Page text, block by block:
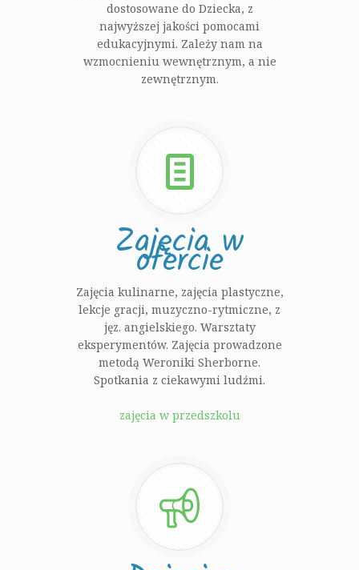
dostosowane do Dziecka, z
najwyższej jakości pomocami
edukacyjnymi. Zależy nam na
wzmocnieniu wewnętrznym, a nie
zewnętrznym.
Zajęcia w
ofercie
Zajęcia kulinarne, zajęcia plastyczne,
lekcje gracji, muzyczno-rytmiczne, z
jęz. angielskiego. Warsztaty
eksperymentów. Zajęcia prowadzone
metodą Weroniki Sherborne.
Spotkania z ciekawymi ludźmi.
zajęcia w przedszkolu